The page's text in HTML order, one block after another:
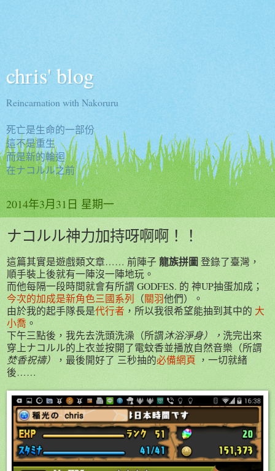
chris' blog
Reincarnation with Nakoruru
死亡是生命的一部份
這不是重生
而是新的輪迴
在ナコルル之前
2014年3月31日 星期一
ナコルル神力加持呀啊啊！！
這篇其實是遊戲類文章…… 前陣子 龍族拼圖登錄了臺灣，
順手裝上後就有一陣沒一陣地玩。
而他每隔一段時間就會有所謂 GODFES. 的 神UP抽蛋加成；
今次的加成是新角色三國系列 （關羽他們）。
由於我的起手隊長是代行者 ，所以我很希望能抽到其中的 大
小喬 。
下午三點後，我先去洗頭洗澡（所謂沐浴淨身） ， 洗完出來
穿上ナコルル的上衣並按開了電蚊香並播放自然音樂（所謂
焚香祝禱）
，最後開好了 三秒抽的必備網頁 ，一切就緒
後……